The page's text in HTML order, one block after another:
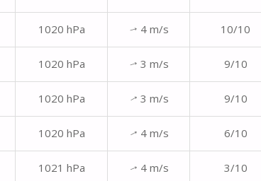
1020 hPa ↑4 m/s 10/10
1020 hPa ↑3 m/s 9/10
1020 hPa ↑3 m/s 9/10
1020 hPa ↑4 m/s 6/10
1021 hPa ↑4 m/s 3/10